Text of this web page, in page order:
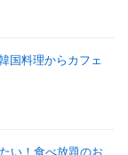
国料理からカフェ
い！食べ放題のお